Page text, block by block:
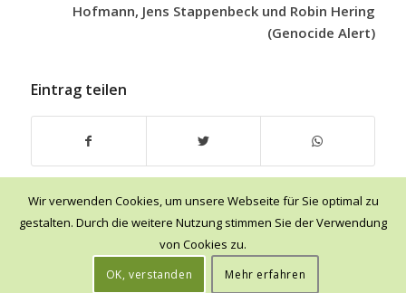
Hofmann, Jens Stappenbeck und Robin Hering
(Genocide Alert)
Eintrag teilen
Mitglied werden
Wir verwenden Cookies, um unsere Webseite für Sie optimal zu
gestalten. Durch die weitere Nutzung stimmen Sie der Verwendung
von Cookies zu.
OK, verstanden Mehr erfahren